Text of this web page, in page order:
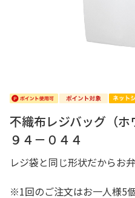
不織布レジバッグ（
９４－０４４
レジ袋と同じ形状だからお
※1回のご注文はお一人様5